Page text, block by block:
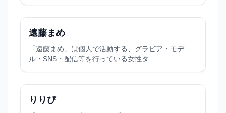
遠藤まめ
「遠藤まめ」は個人で活動する、グラビア・モデ
ル・SNS・配信等を行っている女性タ…
りりぴ